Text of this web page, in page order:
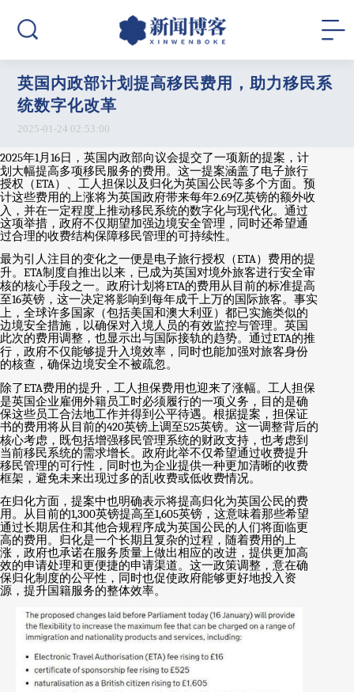
英国内政部计划提高移民费用，助力移民系
统数字化改革
2025-01-24 02:53:00
2025年1月 16日，英国内政部向议会提交了一项新的提案，计
划大幅提高多项移民服务的费用。这一提案涵盖了电子旅行
授权（ETA）、工人担保以及归化为英国公民等多个方面。预
计这些费用的上涨将为英国政府带来每年2.69亿英镑的额外收
入，并在一定程度上推动移民系统的数字化与现代化。通过
这项举措，政府不仅期望加强边境安全管理，同时还希望通
过合理的收费结构保障移民管理的可持续性。
最为引人注目的变化之一便是电子旅行授权（ETA）费用的提
升。 ETA制度自推出以来，已成为英国对境外旅客进行安全审
核的核心手段之一。政府计划将ETA的费用从目前的标准提高
至16英镑，这一决定将影响到每年成千上万的国际旅客。事实
上，全球许多国家（包括美国和澳大利亚）都已实施类似的
边境安全措施，以确保对入境人员的有效监控与管理。英国
此次的费用调整，也显示出与国际接轨的趋势。通过ETA的推
行，政府不仅能够提升入境效率，同时也能加强对旅客身份
的核查，确保边境安全不被疏忽。
除了ETA费用的提升，工人担保费用也迎来了涨幅。工人担保
是英国企业雇佣外籍员工时必须履行的一项义务，目的是确
保这些员工合法地工作并得到公平待遇。根据提案，担保证
书的费用将从目前的420英镑上调至525英镑。这一调整背后的
核心考虑，既包括增强移民管理系统的财政支持，也考虑到
当前移民系统的需求增长。政府此举不仅希望通过收费提升
移民管理的可行性，同时也为企业提供一种更加清晰的收费
框架，避免未来出现过多的乱收费或低收费情况。
在归化方面，提案中也明确表示将提高归化为英国公民的费
用。从目前的1,300英镑提高至1,605英镑，这意味着那些希望
通过长期居住和其他合规程序成为英国公民的人们将面临更
高的费用。归化是一个长期且复杂的过程，随着费用的上
涨，政府也承诺在服务质量上做出相应的改进，提供更加高
效的申请处理和更便捷的申请渠道。这一政策调整，意在确
保归化制度的公平性，同时也促使政府能够更好地投入资
源，提升国籍服务的整体效率。